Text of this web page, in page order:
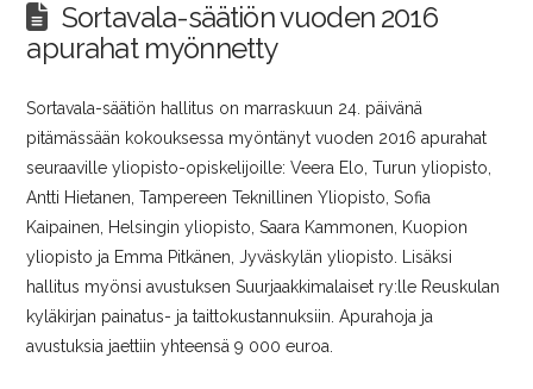
Sortavala-säätiön vuoden 2016
apurahat myönnetty
Sortavala-säätiön hallitus on marraskuun 24. päivänä
pitämässään kokouksessa myöntänyt vuoden 2016 apurahat
seuraaville yliopisto-opiskelijoille: Veera Elo, Turun yliopisto,
Antti Hietanen, Tampereen Teknillinen Yliopisto, Sofia
Kaipainen, Helsingin yliopisto, Saara Kammonen, Kuopion
yliopisto ja Emma Pitkänen, Jyväskylän yliopisto. Lisäksi
hallitus myönsi avustuksen Suurjaakkimalaiset ry:lle Reuskulan
kyläkirjan painatus- ja taittokustannuksiin. Apurahoja ja
avustuksia jaettiin yhteensä 9 000 euroa.